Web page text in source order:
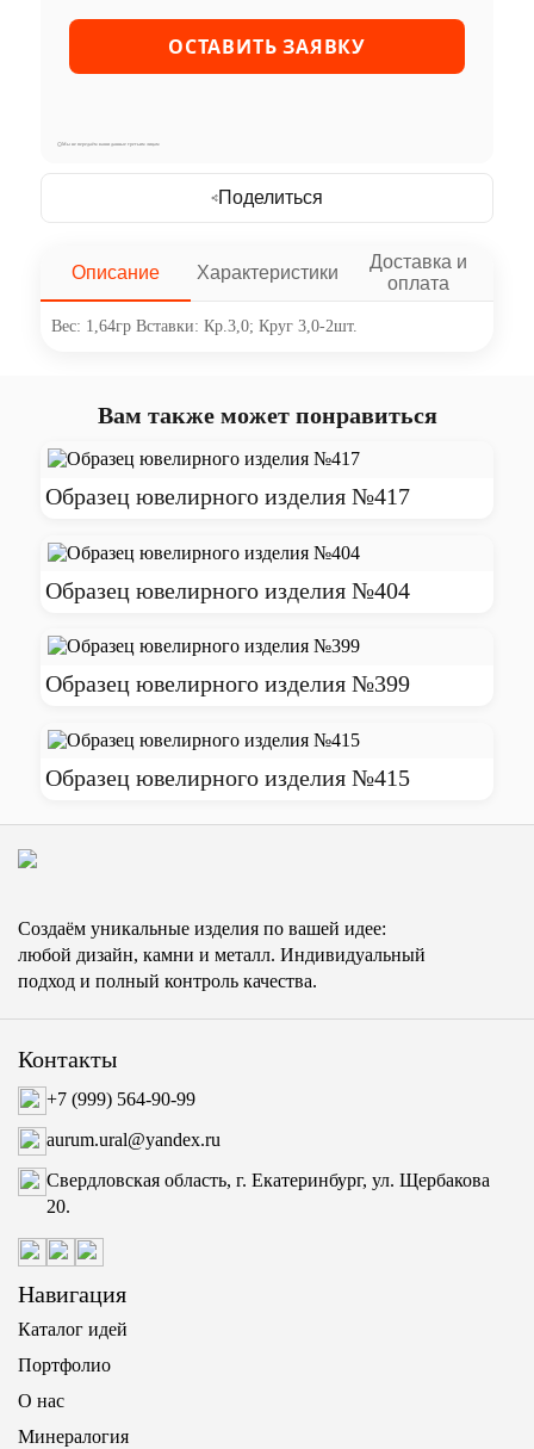
Мы не передаём ваши данные третьим лицам
Поделиться
Описание Характеристики
Доставка и
оплата
Вес: 1,64гр Вставки: Кр.3,0; Круг 3,0-2шт.
Вам также может понравиться
Образец ювелирного изделия №417
Образец ювелирного изделия №404
Образец ювелирного изделия №399
Образец ювелирного изделия №415
Создаём уникальные изделия по вашей идее:
любой дизайн, камни и металл. Индивидуальный
подход и полный контроль качества.
Контакты
+7 (999) 564-90-99
aurum.ural@yandex.ru
Свердловская область, г. Екатеринбург, ул. Щербакова
20.
Навигация
Каталог идей
Портфолио
О нас
Минералогия